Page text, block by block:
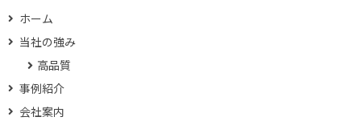
ホーム
当社の強み
高品質
事例紹介
会社案内